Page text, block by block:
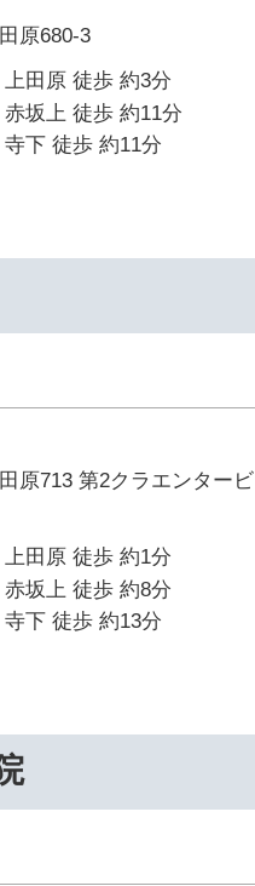
原680-3
田原 徒歩 約3分
坂上 徒歩 約11分
下 徒歩 約11分
原713 第2クラエンタービ
田原 徒歩 約1分
坂上 徒歩 約8分
下 徒歩 約13分